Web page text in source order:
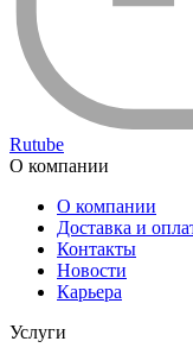
Rutube
О компании
О компании
Доставка и
Контакты
Новости
Карьера
Услуги